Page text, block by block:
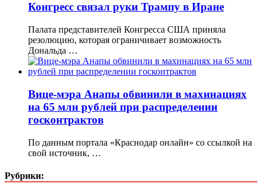
Конгресс связал руки Трампу в Иране
Палата представителей Конгресса США приняла
резолюцию, которая ограничивает возможность
Дональда …
Вице-мэра Анапы обвинили в махинациях
на 65 млн рублей при распределении
госконтрактов
По данным портала «Краснодар онлайн» со ссылкой на
свой источник, …
Рубрики: